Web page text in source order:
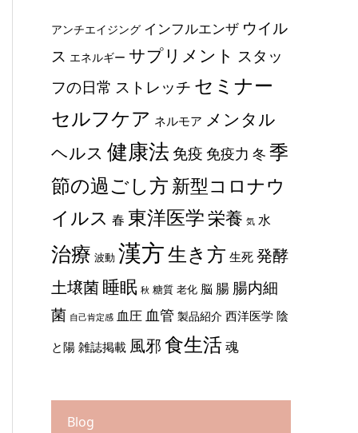
アンチエイジング インフルエンザ ウイル
ス エネルギー サプリメント スタッ
フの日常 ストレッチ セミナー
セルフケア ネルモア メンタル
ヘルス 健康法免疫 免疫力 冬 季
節の過ごし方新型コロナウ
イルス 春 東洋医学栄養 気 水
治療 波動 漢方生き方 生死発酵
土壌菌睡眠 秋 糖質 老化 脳 腸 腸内細
菌 自己肯定感 血圧 血管 製品紹介 西洋医学陰
と陽雑誌掲載 風邪食生活魂
Blog